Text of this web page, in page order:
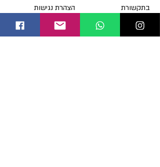
הצהרת נגישות
בתקשורת
תרומות